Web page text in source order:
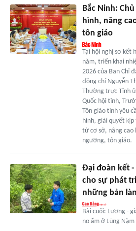
Bắc Ninh:
hình, nâng
tôn giáo
Tại hội nghị sơ kết
năm, triển khai
2026 của Ban Chỉ
đồng chí Nguyễn
Thường trực Tỉnh
Quốc hội tỉnh,
Tôn giáo tỉnh yêu
hình, giải quyết
từ cơ sở, nâng cao
ngưỡng, tôn giáo.
Đại đoàn kết
cho sự phát
những bản
Bài cuối: Lương -
no ấm ở Lũng Nặm